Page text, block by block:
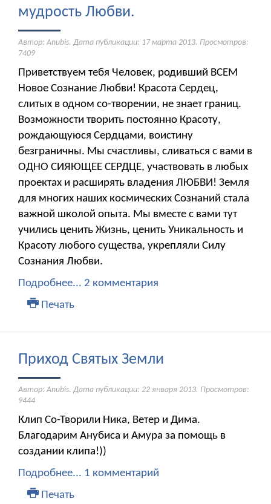
мудрость Любви.
Автор: Anubis. Дата публикации: 17 марта 2013. Просмотров:
7409
Приветствуем тебя Человек, родивший ВСЕМ
Новое Сознание Любви! Красота Сердец,
слитых в одном со-творении, не знает границ.
Возможности творить постоянно Красоту,
рождающуюся Сердцами, воистину
безграничны. Мы счастливы, сливаться с вами в
ОДНО СИЯЮЩЕЕ СЕРДЦЕ, участвовать в любых
проектах и расширять владения ЛЮБВИ! Земля
для многих наших космических Сознаний стала
важной школой опыта. Мы вместе с вами тут
учились ценить Жизнь, ценить Уникальность и
Красоту любого существа, укрепляли Силу
Сознания Любви.
Подробнее... 2 комментария
Печать
Приход Святых Земли
Автор: Anubis. Дата публикации: 22 января 2013. Просмотров:
9444
Клип Со-Творили Ника, Ветер и Дима.
Благодарим Анубиса и Амура за помощь в
создании клипа!))
Подробнее... 1 комментарий
Печать